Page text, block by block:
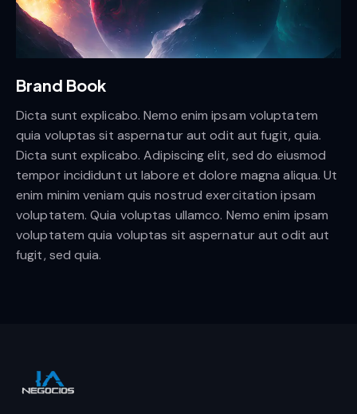
Brand Book
Dicta sunt explicabo. Nemo enim ipsam voluptatem
quia voluptas sit aspernatur aut odit aut fugit, quia.
Dicta sunt explicabo. Adipiscing elit, sed do eiusmod
tempor incididunt ut labore et dolore magna aliqua. Ut
enim minim veniam quis nostrud exercitation ipsam
voluptatem. Quia voluptas ullamco. Nemo enim ipsam
voluptatem quia voluptas sit aspernatur aut odit aut
fugit, sed quia.